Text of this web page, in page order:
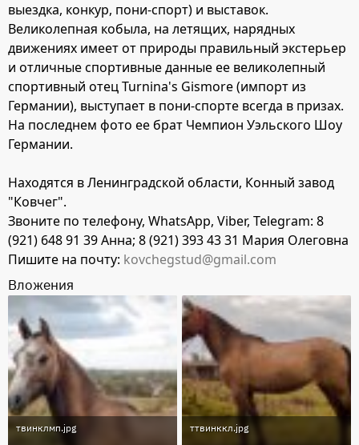
выездка, конкур, пони-спорт) и выставок.
Великолепная кобыла, на летящих, нарядных
движениях имеет от природы правильный экстерьер
и отличные спортивные данные ее великолепный
спортивный отец Turnina's Gismore (импорт из
Германии), выступает в пони-спорте всегда в призах.
На последнем фото ее брат Чемпион Уэльского Шоу
Германии.
Находятся в Ленинградской области, Конный завод
"Ковчег".
Звоните по телефону, WhatsApp, Viber, Telegram: 8
(921) 648 91 39 Анна; 8 (921) 393 43 31 Мария Олеговна
Пишите на почту: kovchegstud@gmail.com
Вложения
твинклмп.jpg
ттвинккл.jpg